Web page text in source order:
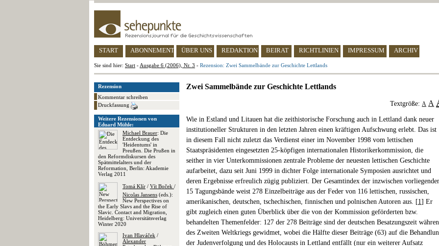
START ABONNEMENT ÜBER UNS REDAKTION BEIRAT RICHTLINIEN IMPRESSUM ARCHIV
Sie sind hier: Start - Ausgabe 6 (2006), Nr. 3 - Rezension: Zwei Sammelbände zur Geschichte Lettlands
Rezension
Kommentar schreiben
Druckfassung
Weitere Rezensionen von
Eduard Mühle:
Michael Brauer: Die
Entdeckung des
'Heidentums' in
Preußen. Die Prußen in
den Reformdiskursen des
Spätmittelalters und der
Reformation, Berlin: Akademie
Verlag 2011
Tomá Klír / Vít Boček /
Nicolas Jansens (eds.):
New Perspectives on
the Early Slavs and the Rise of
Slavic. Contact and Migration,
Heidelberg: Universitätsverlag
Winter 2020
Ivan Hlaváček /
Alexander
Zwei Sammelbände zur Geschichte Lettlands
Textgröße: A A
Wie in Estland und Litauen hat die zeithistorische Forschung auch in Lettland dank neuer
institutioneller Strukturen in den letzten Jahren einen kräftigen Aufschwung erlebt. Das ist
in diesem Fall nicht zuletzt das Verdienst einer im November 1998 vom lettischen
Staatspräsidenten eingesetzten 25-köpfigen internationalen Historikerkommission, die
seither in vier Unterkommissionen zentrale Probleme der neuesten lettischen Geschichte
aufarbeitet, dazu seit Juni 1999 in dichter Folge internationale Symposien ausrichtet und
deren Ergebnisse erfreulich zügig publiziert. Der Gesamtindex der inzwischen
15 Tagungsbände weist 278 Einzelbeiträge aus der Feder von 116 lettischen, russischen,
amerikanischen, deutschen, tschechischen, finnischen und polnischen Autoren aus. [1] Er
gibt zugleich einen guten Überblick über die von der Kommission geförderten bzw.
behandelten Themenfelder: 127 der 278 Beiträge sind der deutschen Besatzungszeit
des Zweiten Weltkriegs gewidmet, wobei die Hälfte dieser Beiträge (63) auf die
der Judenverfolgung und des Holocausts in Lettland entfällt (nur ein weiterer Aufsatz